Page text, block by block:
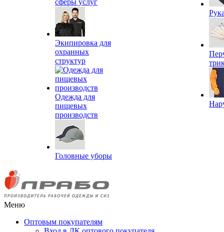
сферы услуг
Экипировка для
охранных
структур
Одежда для
пищевых
производств
Головные уборы
Меню
Оптовым покупателям